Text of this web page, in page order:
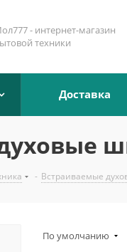
- интернет-магазин
техники
Доставка
- Встраиваемые
По умолчанию